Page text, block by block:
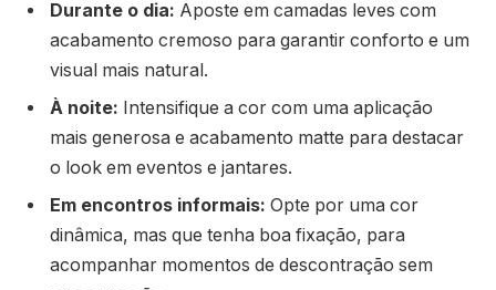
Durante o dia: Aposte em camadas leves com
acabamento cremoso para garantir conforto e um
visual mais natural.
À noite: Intensifique a cor com uma aplicação
mais generosa e acabamento matte para destacar
o look em eventos e jantares.
Em encontros informais: Opte por uma cor
dinâmica, mas que tenha boa fixação, para
acompanhar momentos de descontração sem